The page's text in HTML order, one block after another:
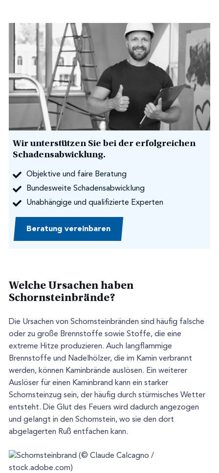
Wir unterstützen Sie bei der erfolgreichen
Schadensabwicklung.
Objektive und faire Beratung
Bundesweite Schadensabwicklung
Unabhängige und qualifizierte Experten
Beratung vereinbaren
Welche Ursachen haben
Schornsteinbrände?
Die Ursachen von Schornsteinbränden sind häufig falsche
oder zu große Brennstoffe sowie Stoffe, die eine
extreme Hitze produzieren. Auch langflammige
Brennstoffe und Nadelhölzer, die im Kamin verbrannt
werden, können Kaminbrände auslösen. Ein weiterer
Auslöser für einen Kaminbrand kann ein starker
Schornsteinzug sein, der häufig durch stürmisches Wetter
entsteht. Die Glut des Feuers wird dadurch angezogen
und gelangt in den Schornstein, wo sie den dort
abgelagerten Ruß entfachen kann.